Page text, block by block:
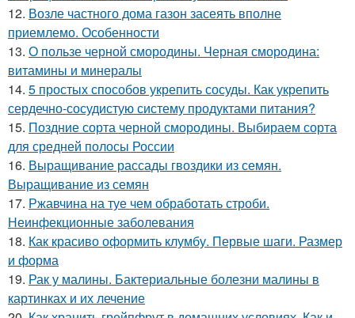
12. Возле частного дома газон засеять вполне
приемлемо. Особенности
13. О пользе черной смородины. Черная смородина:
витамины и минералы
14. 5 простых способов укрепить сосуды. Как укрепить
сердечно-сосудистую систему продуктами питания?
15. Поздние сорта черной смородины. Выбираем сорта
для средней полосы России
16. Выращивание рассады гвоздики из семян.
Выращивание из семян
17. Ржавчина на туе чем обработать строби.
Неинфекционные заболевания
18. Как красиво оформить клумбу. Первые шаги. Размер
и форма
19. Рак у малины. Бактериальные болезни малины в
картинках и их лечение